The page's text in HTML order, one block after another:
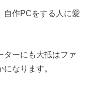
自作PCをする人に愛
ターにも大抵はファ
なります。